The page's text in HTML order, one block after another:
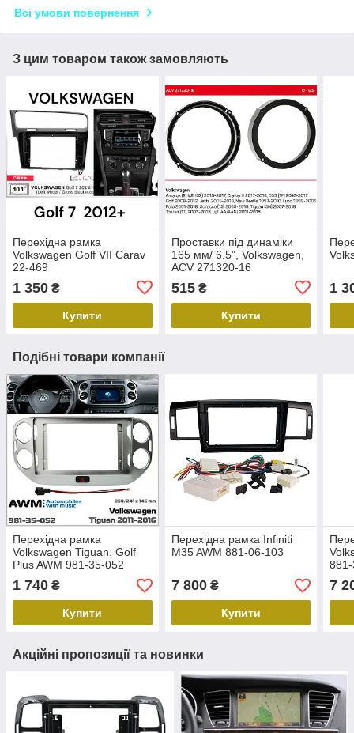
Всі умови повернення
З цим товаром також замовляють
Перехідна рамка
Volkswagen Golf VII Carav
22-469
1 350 ₴
Купити
Проставки під динаміки
165 мм/ 6.5", Volkswagen,
ACV 271320-16
515₴
Купити
1
Подібні товари компанії
Перехідна рамка
Volkswagen Tiguan, Golf
Plus AWM 981-35-052
1 740 ₴
Купити
Перехідна рамка Infiniti
M35 AWM 881-06-103
7 800₴
Купити
7
Акційні пропозиції та новинки